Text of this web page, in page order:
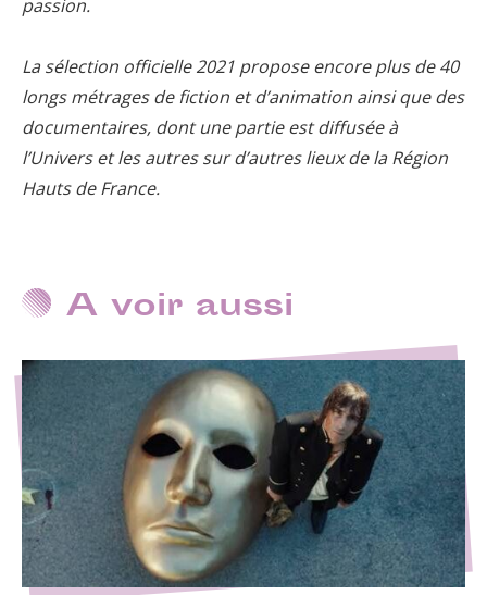
passion.
La sélection officielle 2021 propose encore plus de 40
longs métrages de fiction et d’animation ainsi que des
documentaires, dont une partie est diffusée à
l’Univers et les autres sur d’autres lieux de la Région
Hauts de France.
A voir aussi